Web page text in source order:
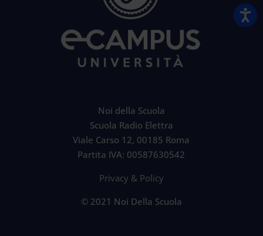
Noi della Scuola
Scuola Radio Elettra
Viale Carso 12, 00185 Roma
Partita IVA: 00587630542
Privacy & Policy
© 2021 Noi Della Scuola